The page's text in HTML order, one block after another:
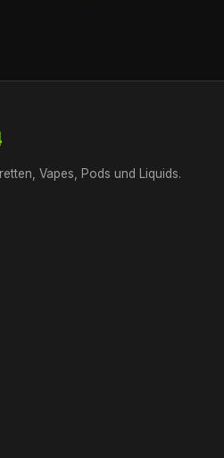
Vapes, Pods und Liquids.